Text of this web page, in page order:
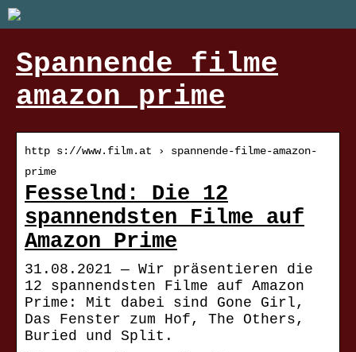
Spannende filme
amazon prime
http s://www.film.at › spannende-filme-amazon-
prime
Fesselnd: Die 12
spannendsten Filme auf
Amazon Prime
31.08.2021 — Wir präsentieren die
12 spannendsten Filme auf Amazon
Prime: Mit dabei sind Gone Girl,
Das Fenster zum Hof, The Others,
Buried und Split.